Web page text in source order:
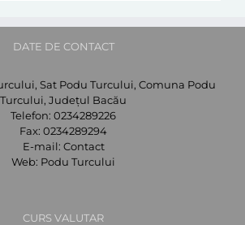
DATE DE CONTACT
Sat Podu Turcului, Comuna Podu
Turcului, Județul Bacău
Telefon: 0234289226
Fax: 0234289294
E-mail: Contact
Web: Podu Turcului
CURS VALUTAR